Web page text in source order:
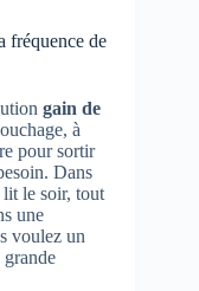
fréquence de
gain de
à
pour sortir
Dans
lit le soir, tout
une
voulez un
grande